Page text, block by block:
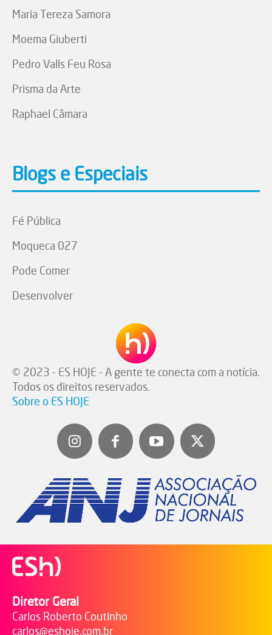
Maria Tereza Samora
Moema Giuberti
Pedro Valls Feu Rosa
Prisma da Arte
Raphael Câmara
Blogs e Especiais
Fé Pública
Moqueca 027
Pode Comer
Desenvolver
© 2023 - ES HOJE - A gente te conecta com a notícia.
Todos os direitos reservados.
Sobre o ES HOJE
Diretor Geral
Carlos Roberto Coutinho
carlos@eshoje.com.br